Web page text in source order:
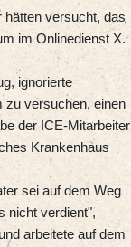
hätten versucht, das
im Onlinedienst X.
ignorierte
zu versuchen, einen
der ICE-Mitarbeiter
Krankenhaus
sei auf dem Weg
nicht verdient",
arbeitete auf dem